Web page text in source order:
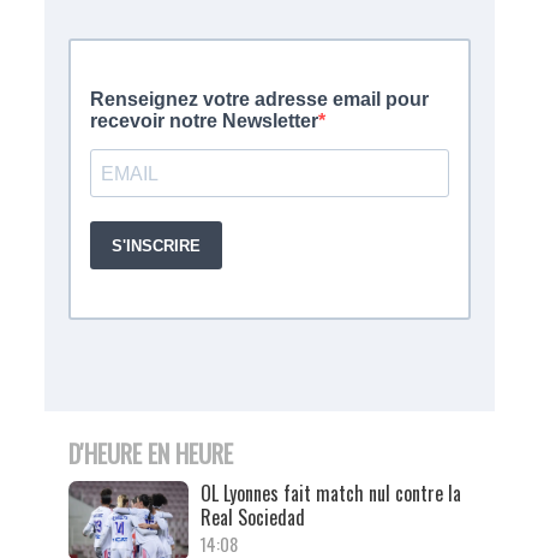
D'HEURE EN HEURE
OL Lyonnes fait match nul contre la
Real Sociedad
14:08